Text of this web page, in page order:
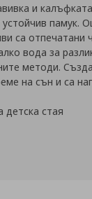
и
памук.
са отпечатани
вода за
методи.
на сън и са
детска стая